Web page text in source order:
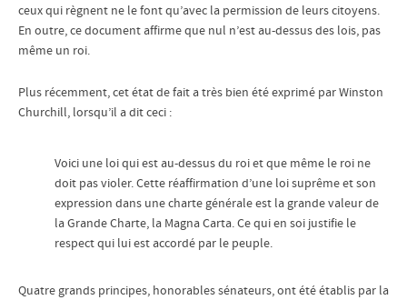
ceux qui règnent ne le font qu’avec la permission de leurs citoyens.
En outre, ce document affirme que nul n’est au-dessus des lois, pas
même un roi.
Plus récemment, cet état de fait a très bien été exprimé par Winston
Churchill, lorsqu’il a dit ceci :
Voici une loi qui est au-dessus du roi et que même le roi ne
doit pas violer. Cette réaffirmation d’une loi suprême et son
expression dans une charte générale est la grande valeur de
la Grande Charte, la Magna Carta. Ce qui en soi justifie le
respect qui lui est accordé par le peuple.
Quatre grands principes, honorables sénateurs, ont été établis par la